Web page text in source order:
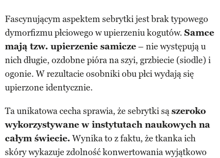
Fascynującym aspektem sebrytki jest brak typowego
dymorfizmu płciowego w upierzeniu kogutów. Samce
mają tzw. upierzenie samicze– nie występują u
nich długie, ozdobne pióra na szyi, grzbiecie (siodle) i
ogonie. W rezultacie osobniki obu płci wydają się
upierzone identycznie.
Ta unikatowa cecha sprawia, że sebrytki sąszeroko
wykorzystywane w instytutach naukowych na
całym świecie. Wynika to z faktu, że tkanka ich
skóry wykazuje zdolność konwertowania wyjątkowo